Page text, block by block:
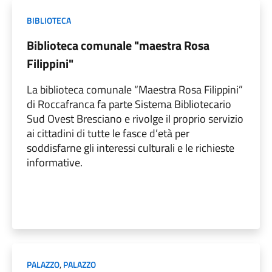
BIBLIOTECA
Biblioteca comunale "maestra Rosa
Filippini"
La biblioteca comunale “Maestra Rosa Filippini”
di Roccafranca fa parte Sistema Bibliotecario
Sud Ovest Bresciano e rivolge il proprio servizio
ai cittadini di tutte le fasce d’età per
soddisfarne gli interessi culturali e le richieste
informative.
PALAZZO,PALAZZO